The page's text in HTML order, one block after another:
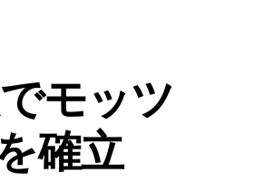
モッツ
確立